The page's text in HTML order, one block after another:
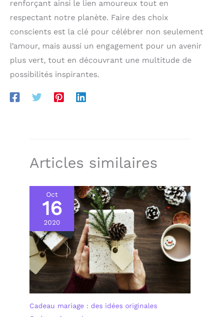
renforçant ainsi le lien amoureux tout en
respectant notre planète. Faire des choix
conscients est la clé pour célébrer non seulement
l’amour, mais aussi un engagement pour un avenir
plus vert, tout en découvrant une multitude de
possibilités inspirantes.
Articles similaires
Oct
16
2020
Cadeau mariage : des idées originales